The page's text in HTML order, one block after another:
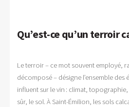
Qu’est-ce qu’un terroir
Le terroir – ce mot souvent employé,
décomposé – désigne l’ensemble des
influent sur le vin : climat,
sûr, le sol. À Saint-Émilion, les sols